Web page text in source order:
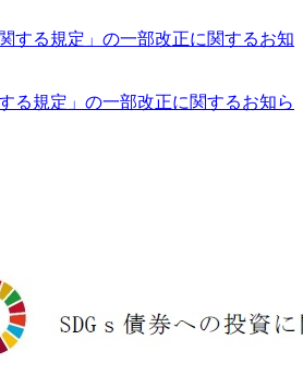
る規定」の一部改正に関するお知ら